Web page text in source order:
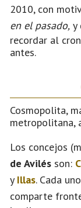
2010, con
en el pasado, y
recordar al
antes.
Cosmopolita,
metropolitana,
Los concejos
de Avilés son:
y Illas. Cada
comparte